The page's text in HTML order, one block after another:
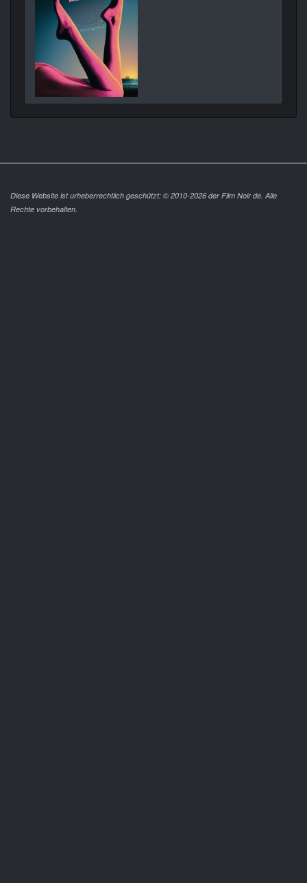
Diese Website ist urheberrechtlich geschützt: © 2010-2026 der Film Noir de. Alle
Rechte vorbehalten.